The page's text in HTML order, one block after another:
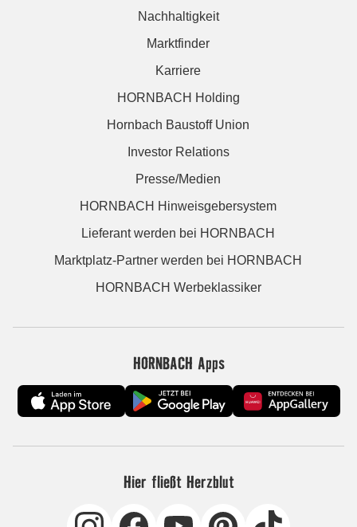
Nachhaltigkeit
Marktfinder
Karriere
HORNBACH Holding
Hornbach Baustoff Union
Investor Relations
Presse/Medien
HORNBACH Hinweisgebersystem
Lieferant werden bei HORNBACH
Marktplatz-Partner werden bei HORNBACH
HORNBACH Werbeklassiker
HORNBACH Apps
Hier fließt Herzblut